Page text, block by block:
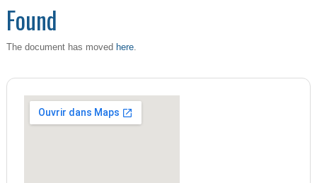
Found
The document has moved here.